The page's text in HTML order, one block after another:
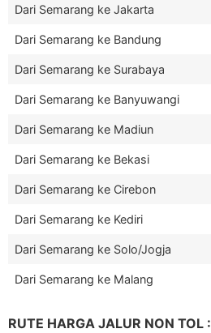
Dari Semarang ke Jakarta
Dari Semarang ke Bandung
Dari Semarang ke Surabaya
Dari Semarang ke Banyuwangi
Dari Semarang ke Madiun
Dari Semarang ke Bekasi
Dari Semarang ke Cirebon
Dari Semarang ke Kediri
Dari Semarang ke Solo/Jogja
Dari Semarang ke Malang
RUTE HARGA JALUR NON TOL :